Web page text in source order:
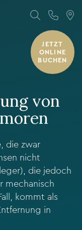
JETZT
ONLINE
BUCHEN
von
die zwar
nicht
die jedoch
mechanisch
kommt als
in